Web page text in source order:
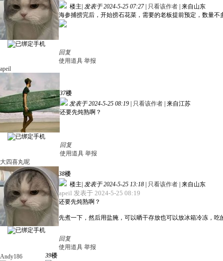
楼主 发表于 2024-5-25 07:27 只看该作者 来自山东
海参捕捞完后，开始捞石花菜，需要的老板提前预定，数量不
回复
使用道具 举报
apeil
37楼
发表于 2024-5-25 08:19
只看该作者 来自江苏
还要先炖熟啊？
回复
使用道具 举报
大四喜丸呢
38楼
楼主 发表于 2024-5-25 13:18 只看该作者 来自山东
apeil 发表于 2024-5-25 08:19
还要先炖熟啊？
先煮一下，然后用盐腌，可以晒干存放也可以放冰箱冷冻，
回复
使用道具 举报
Andy186
39楼